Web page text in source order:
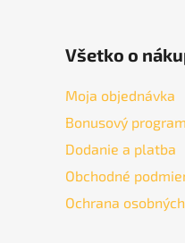
Všetko o
Moja objednávka
Bonusový program
Dodanie a platba
Obchodné
Ochrana